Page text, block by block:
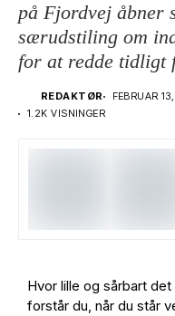
på Fjordvej åbner
særudstiling om
for at redde tidligt
REDAKTØR FEBRUAR
1.2K VISNINGER
Hvor lille og sårbart
forstår du, når du står